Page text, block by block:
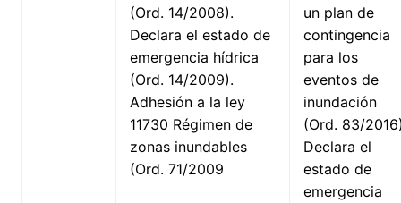
(Ord. 14/2008).
Declara el estado de
emergencia hídrica
(Ord. 14/2009).
Adhesión a la ley
11730 Régimen de
zonas inundables
(Ord. 71/2009
un plan de
contingencia
para los
eventos de
inundación
(Ord. 83/
Declara el
estado de
emergencia